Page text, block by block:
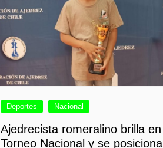
Deportes Nacional
Ajedrecista romeralino brilla en
Torneo Nacional y se posiciona